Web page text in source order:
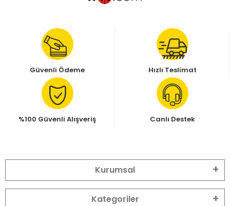
Güvenli Ödeme Hızlı Teslimat
%100 Güvenli Alışveriş Canlı Destek
Kurumsal
Kategoriler